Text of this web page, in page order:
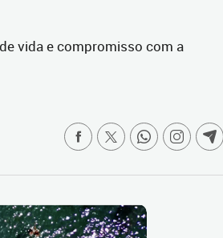
vida e compromisso com a